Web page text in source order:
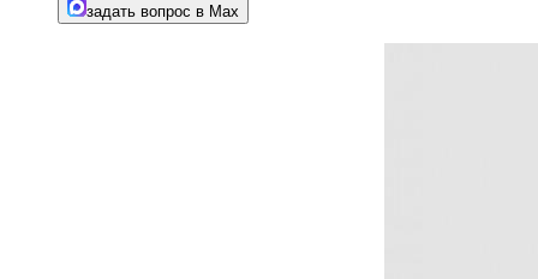
задать вопрос в Max